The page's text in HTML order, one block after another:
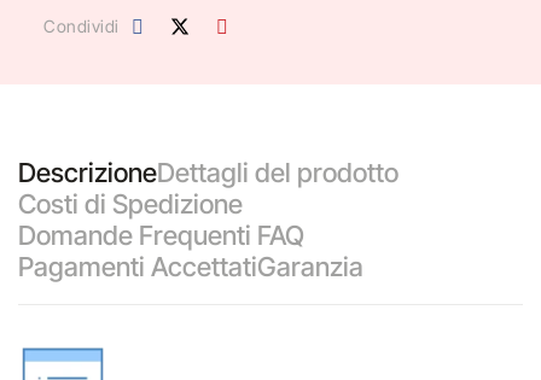
Condividi
DescrizioneDettagli del prodotto
Costi di Spedizione
Domande Frequenti FAQ
Pagamenti AccettatiGaranzia